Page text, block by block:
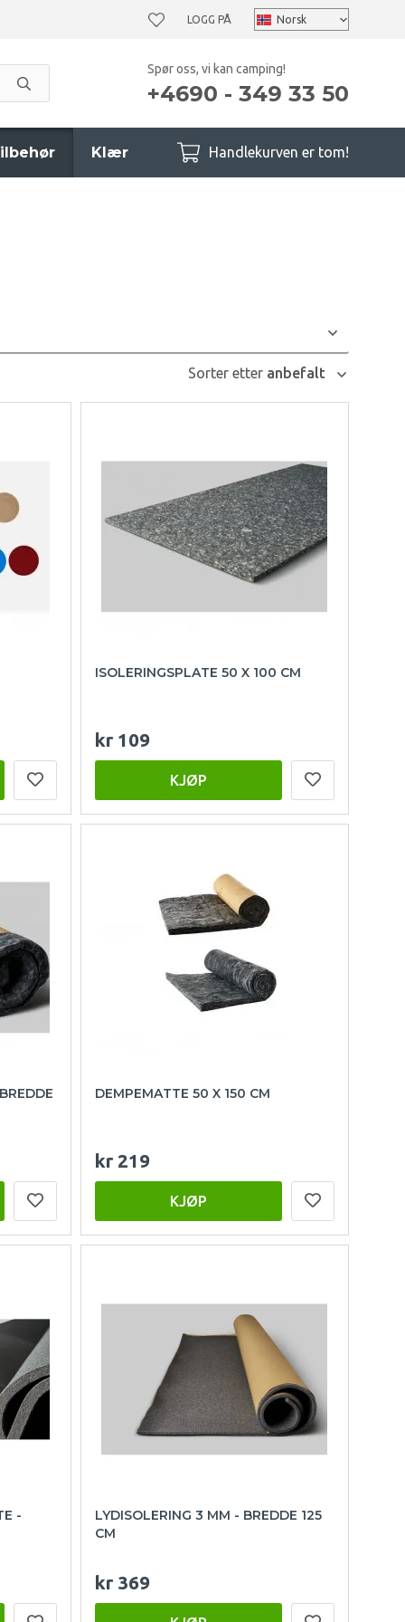
LOGG PÅ
Spør oss, vi kan camping!
+4690 - 349 33 50
Klær Handlekurven er tom!
Sorter etter anbefalt
ISOLERINGSPLATE 50 X 100 CM
kr 109
KJØP
DEMPEMATTE 50 X 150 CM
kr 219
KJØP
-
LYDISOLERING 3 MM - BREDDE 125
CM
kr 369